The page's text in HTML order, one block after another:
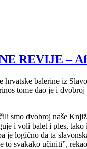
REVIJE –
hrvatske balerine iz
tome dao je i dvobroj
smo dvobroj naše
i voli balet i ples,
je logično da ta
to svakako učiniti”,